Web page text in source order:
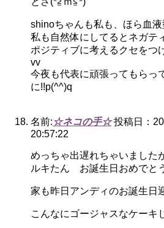
shinoちゃんも私も、ほら血
私も自然体にしてるとネガテ
ポジティブに考えるクセをつ
vv
今夜も代表に頑張ってもらっ
に!!p(^^)q
名前:☆ネコの手☆ 投稿日：
20:57:22
めっちゃ出遅れちゃいました
ルキたん お誕生日おめでと
家も昨日アンディのお誕生日
こんなにゴージャスなケーキ